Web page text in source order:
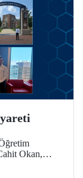
Okan,
gelen